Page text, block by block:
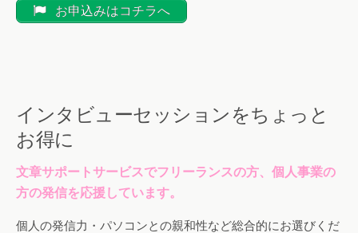
お申込みはコチラへ
インタビューセッションをちょっと
お得に
文章サポートサービスでフリーランスの方、個人事業の
方の発信を応援しています。
個人の発信力・パソコンとの親和性など総合的にお選びくだ